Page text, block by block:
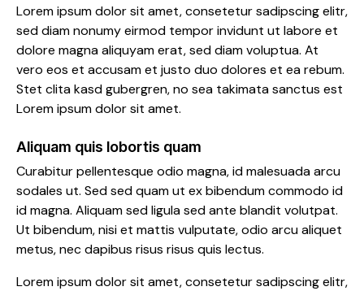
Lorem ipsum dolor sit amet, consetetur sadipscing elitr,
sed diam nonumy eirmod tempor invidunt ut labore et
dolore magna aliquyam erat, sed diam voluptua. At
vero eos et accusam et justo duo dolores et ea rebum.
Stet clita kasd gubergren, no sea takimata sanctus est
Lorem ipsum dolor sit amet.
Aliquam quis lobortis quam
Curabitur pellentesque odio magna, id malesuada arcu
sodales ut. Sed sed quam ut ex bibendum commodo id
id magna. Aliquam sed ligula sed ante blandit volutpat.
Ut bibendum, nisi et mattis vulputate, odio arcu aliquet
metus, nec dapibus risus risus quis lectus.
Lorem ipsum dolor sit amet, consetetur sadipscing elitr,